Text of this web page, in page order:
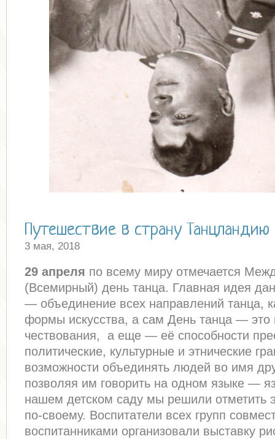
Путешествие в страну Танцландию
3 мая, 2018
29 апреля по всему миру отмечается
(Всемирный) день танца. Главная идея
— объединение всех направлений танца,
формы искусства, а сам День танца — это
чествования, а еще — её способности
политические, культурные и этнические
возможности объединять людей во имя
позволяя им говорить на одном языке —
нашем детском саду мы решили отметить
по-своему. Воспитатели всех групп
воспитанниками организовали выставку